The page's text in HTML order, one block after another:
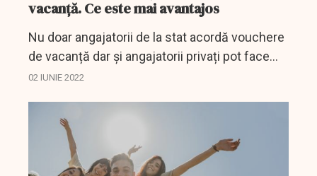
vacanță. Ce este mai avantajos
Nu doar angajatorii de la stat acordă vouchere
de vacanță dar și angajatorii privați pot face
acest lucru.
02 IUNIE 2022